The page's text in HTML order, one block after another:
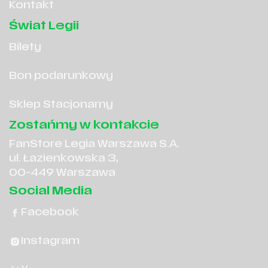
Kontakt
Świat Legii
Bilety
Bon podarunkowy
Sklep Stacjonarny
Zostańmy w kontakcie
FanStore Legia Warszawa S.A.
ul. Łazienkowska 3,
00-449 Warszawa
Social Media
Facebook
Instagram